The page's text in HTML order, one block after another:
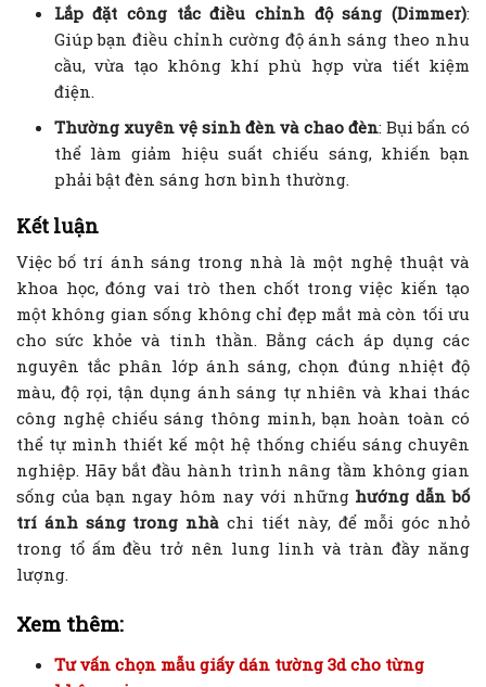
Lắp đặt công tắc điều chỉnh độ sáng (Dimmer):
Giúp bạn điều chỉnh cường độ ánh sáng theo nhu
cầu, vừa tạo không khí phù hợp vừa tiết kiệm
điện.
Thường xuyên vệ sinh đèn và chao đèn: Bụi bẩn có
thể làm giảm hiệu suất chiếu sáng, khiến bạn
phải bật đèn sáng hơn bình thường.
Kết luận
Việc bố trí ánh sáng trong nhà là một nghệ thuật và
khoa học, đóng vai trò then chốt trong việc kiến tạo
một không gian sống không chỉ đẹp mắt mà còn tối ưu
cho sức khỏe và tinh thần. Bằng cách áp dụng các
nguyên tắc phân lớp ánh sáng, chọn đúng nhiệt độ
màu, độ rọi, tận dụng ánh sáng tự nhiên và khai thác
công nghệ chiếu sáng thông minh, bạn hoàn toàn có
thể tự mình thiết kế một hệ thống chiếu sáng chuyên
nghiệp. Hãy bắt đầu hành trình nâng tầm không gian
sống của bạn ngay hôm nay với những hướng dẫn bố
trí ánh sáng trong nhà chi tiết này, để mỗi góc nhỏ
trong tổ ấm đều trở nên lung linh và tràn đầy năng
lượng.
Xem thêm:
Tư vấn chọn mẫu giấy dán tường 3d cho từng